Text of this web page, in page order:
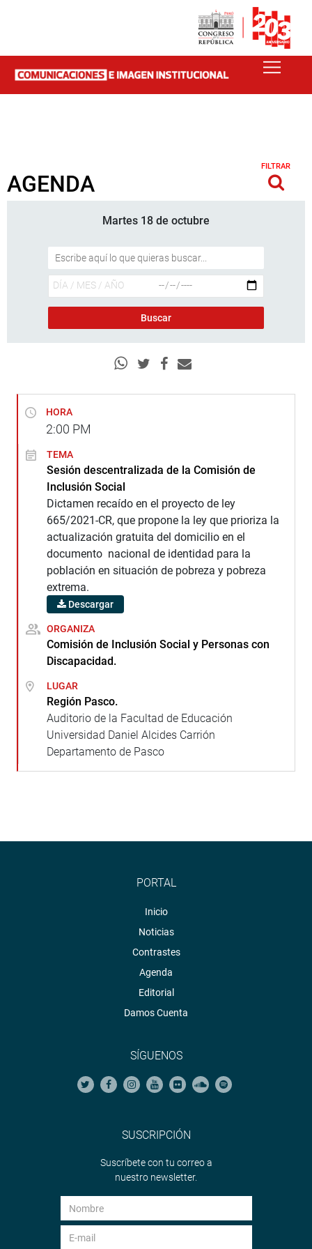
AGENDA
FILTRAR
Martes 18 de octubre
HORA
2:00 PM
TEMA
Sesión descentralizada de la Comisión de
Inclusión Social
Dictamen recaído en el proyecto de ley
665/2021-CR, que propone la ley que prioriza la
actualización gratuita del domicilio en el
documento nacional de identidad para la
población en situación de pobreza y pobreza
extrema.
Descargar
ORGANIZA
Comisión de Inclusión Social y Personas con
Discapacidad.
LUGAR
Región Pasco.
Auditorio de la Facultad de Educación
Universidad Daniel Alcides Carrión
Departamento de Pasco
PORTAL
Inicio
Noticias
Contrastes
Agenda
Editorial
Damos Cuenta
SÍGUENOS
SUSCRIPCIÓN
Suscríbete con tu correo a
nuestro newsletter.